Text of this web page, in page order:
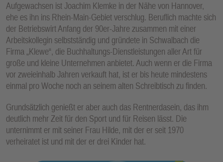
Aufgewachsen ist Joachim Klemke in der Nähe von Hannover,
ehe es ihn ins Rhein-Main-Gebiet verschlug. Beruflich machte sich
der Betriebswirt Anfang der 90er-Jahre zusammen mit einer
Arbeitskollegin selbstständig und gründete in Schwalbach die
Firma „Klewe“, die Buchhaltungs-Dienstleistungen aller Art für
große und kleine Unternehmen anbietet. Auch wenn er die Firma
vor zweieinhalb Jahren verkauft hat, ist er bis heute mindestens
einmal pro Woche noch an seinem alten Schreibtisch zu finden.
Grundsätzlich genießt er aber auch das Rentnerdasein, das ihm
deutlich mehr Zeit für den Sport und für Reisen lässt. Die
unternimmt er mit seiner Frau Hilde, mit der er seit 1970
verheiratet ist und mit der er drei Kinder hat.